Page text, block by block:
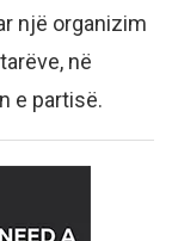
një organizim
në
e partisë.